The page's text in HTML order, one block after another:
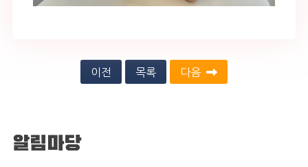
이전 목록 다음
알림마당